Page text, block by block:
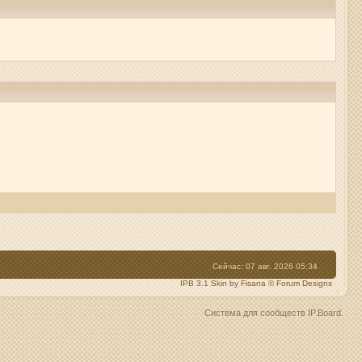
Сейчас: 07 авг. 2026 05:34
IPB 3.1 Skin by Fisana ©Forum Designs
Система для сообществ IP.Board